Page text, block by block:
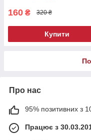
160 ₴ 320 ₴
Купити
Про нас
95% позитивних з
Працює з